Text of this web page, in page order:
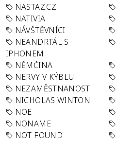
NASTAZ.CZ
NATIVIA
NÁVŠTĚVNÍCI
NEANDRTÁL S
IPHONEM
NĚMČINA
NERVY V KÝBLU
NEZAMĚSTNANOST
NICHOLAS WINTON
NOE
NONAME
NOT FOUND